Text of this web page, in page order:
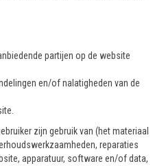
partijen op de website
en/of nalatigheden van de
zijn gebruik van (het materiaal
reparaties
apparatuur, software en/of data,